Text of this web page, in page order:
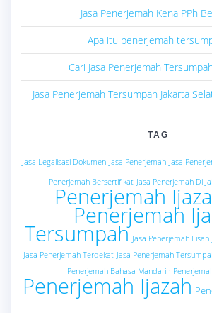
Jasa Penerjemah Kena PPh
Apa itu penerjemah
Cari Jasa Penerjemah
Jasa Penerjemah Tersumpah Jakarta
TAG
Jasa Legalisasi Dokumen Jasa Penerjemah Jasa
Penerjemah Bersertifikat Jasa Penerjemah Di
Penerjemah
Penerjemah
Tersumpah Jasa Penerjemah Lisan
Jasa Penerjemah Terdekat Jasa Penerjemah
Penerjemah Bahasa Mandarin
Penerjemah Ijazah